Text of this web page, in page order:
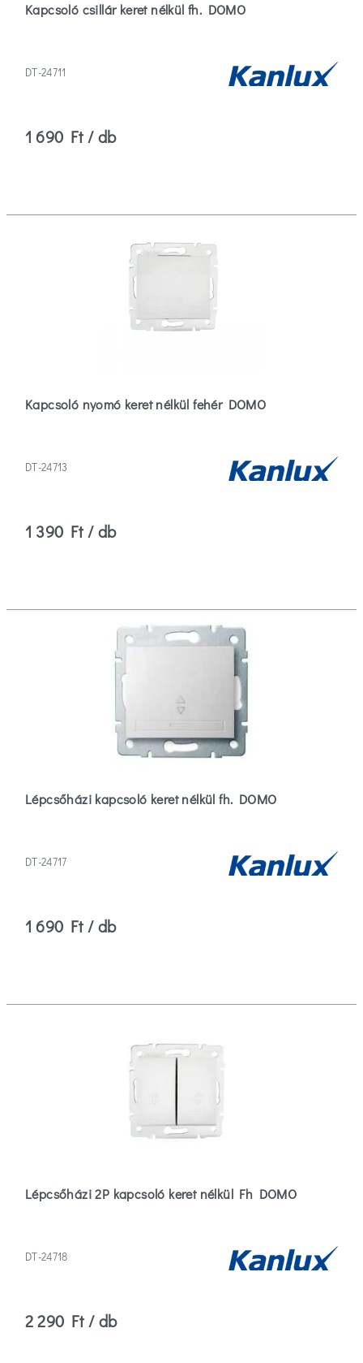
Kapcsoló csillár keret nélkül fh. DOMO
DT-24711
1 690 Ft / db
Kapcsoló nyomó keret nélkül fehér DOMO
DT-24713
1 390 Ft / db
Lépcsőházi kapcsoló keret nélkül fh. DOMO
DT-24717
1 690 Ft / db
Lépcsőházi 2P kapcsoló keret nélkül Fh DOMO
DT-24718
2 290 Ft / db